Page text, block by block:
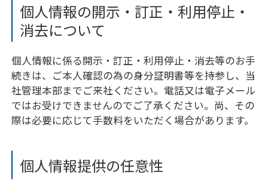
個人情報の開示・訂正・利用停止・
消去について
個人情報に係る開示・訂正・利用停止・消去等のお手
続きは、ご本人確認の為の身分証明書等を持参し、当
社管理本部までご来社ください。電話又は電子メール
ではお受けできませんのでご了承ください。尚、その
際は必要に応じて手数料をいただく場合があります。
個人情報提供の任意性